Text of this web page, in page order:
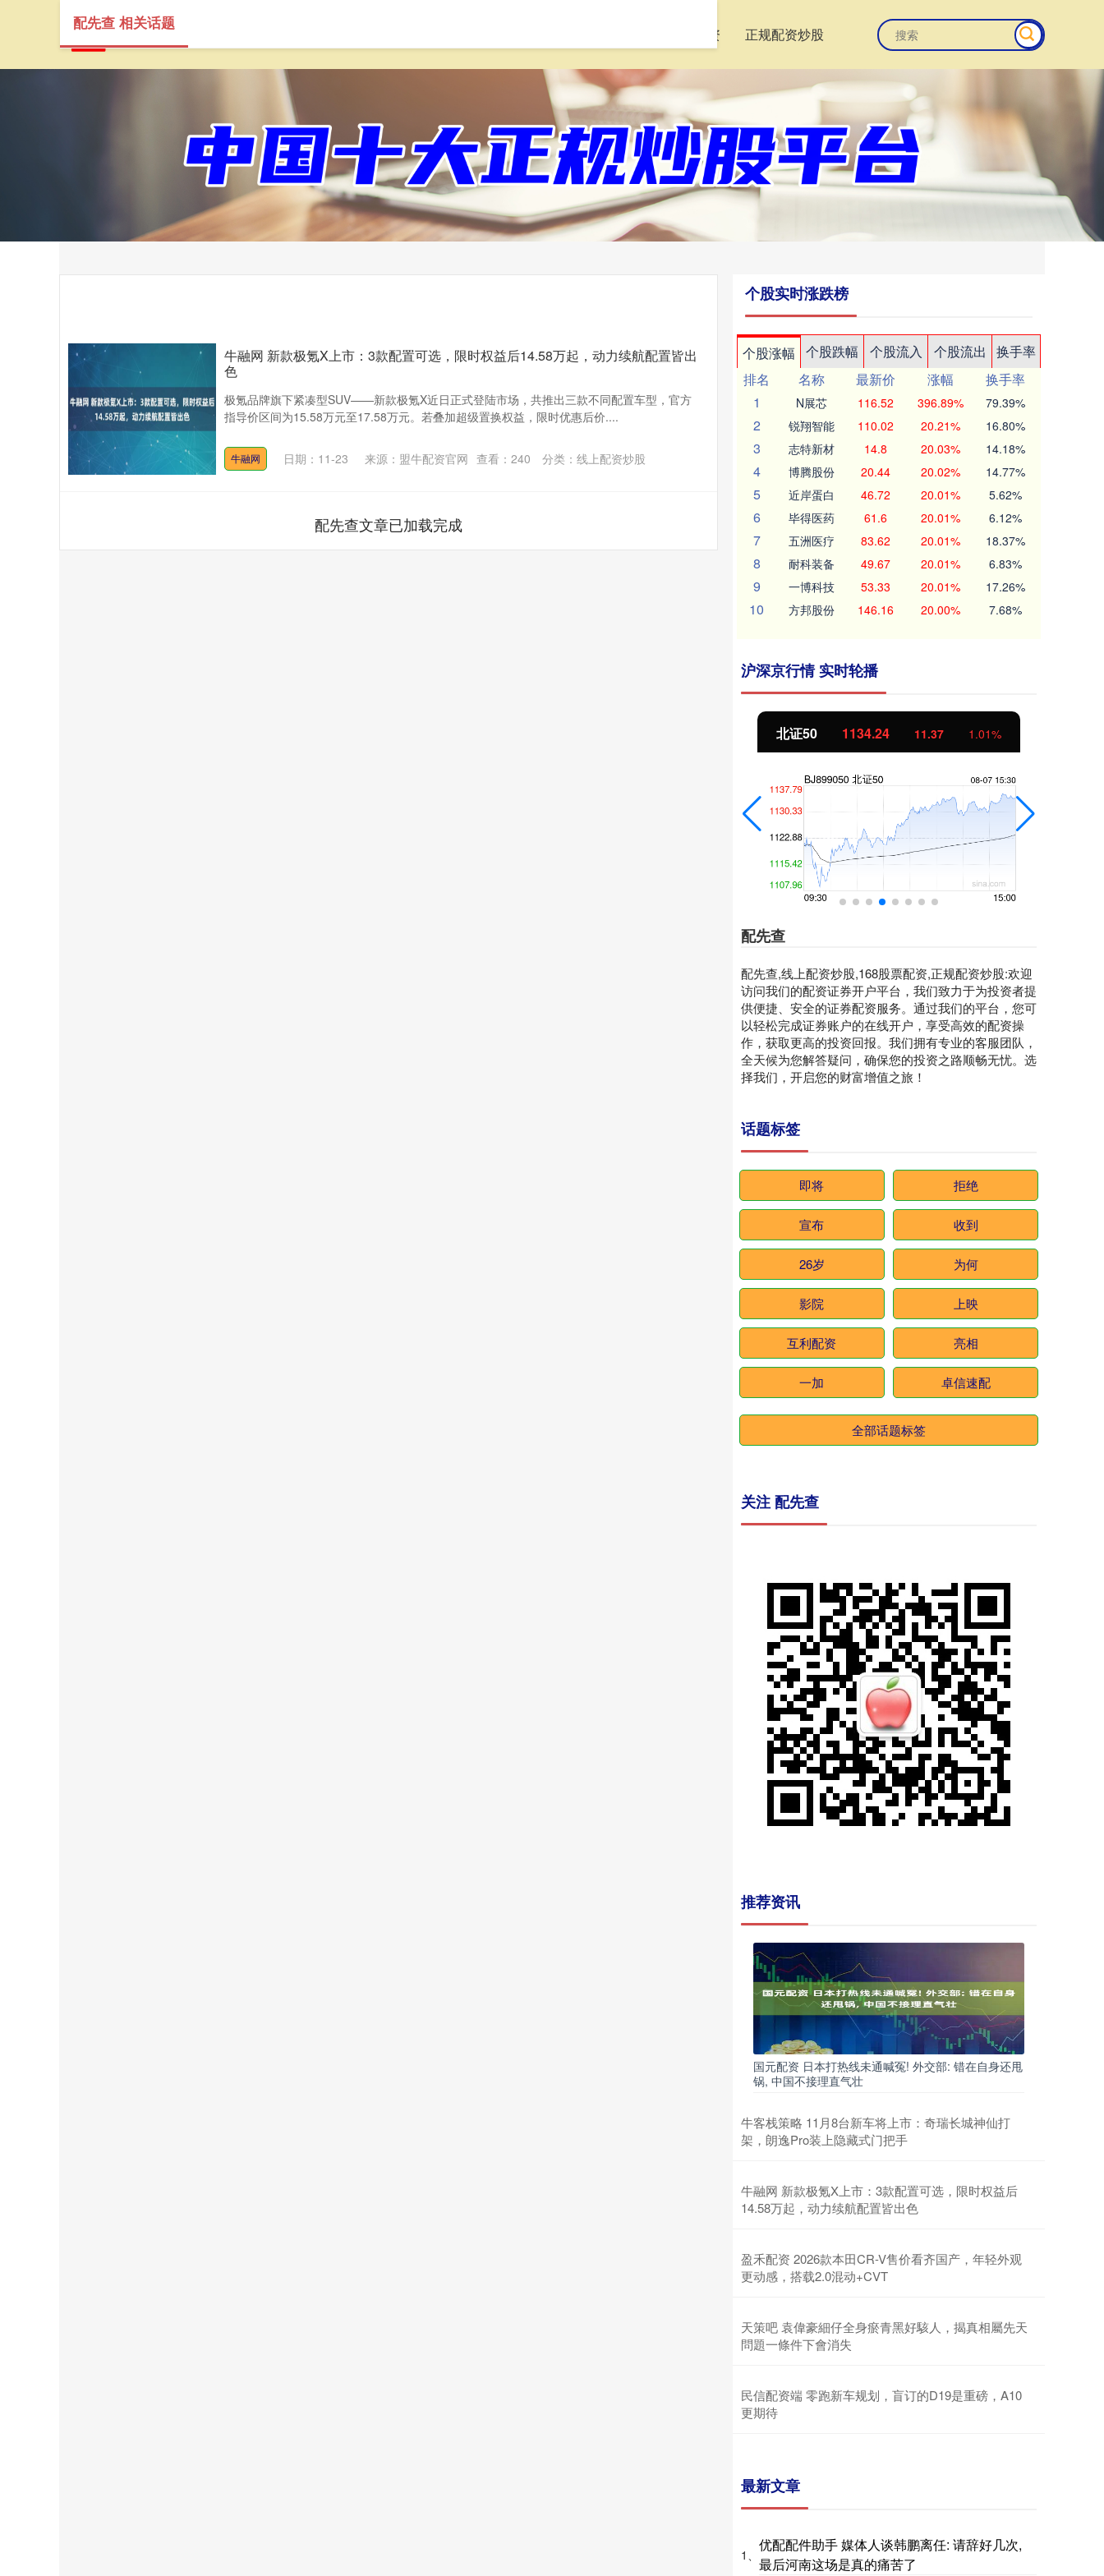
168股票配资 正规配资炒股
配先查 相关话题
牛融网 新款极氪X上市：3款配置可选，限时权益后14.58万起，动力续航配置皆出
色
极氪品牌旗下紧凑型SUV——新款极氪X近日正式登陆市场，共推出三款不同配置车型，官方
指导价区间为15.58万元至17.58万元。若叠加超级置换权益，限时优惠后价....
牛融网 日期：11-23 来源：盟牛配资官网 查看： 240 分类： 线上配资炒股
配先查文章已加载完成
个股实时涨跌榜
个股涨幅 个股跌幅 个股流入 个股流出
换手率
排名
名称 最新价 涨幅
换手率
1
N展芯 116.52 396.89% 79.39%
2 锐翔智能 110.02 20.21% 16.80%
3 志特新材 14.8 20.03% 14.18%
4 博腾股份 20.44 20.02% 14.77%
5 近岸蛋白 46.72 20.01% 5.62%
6 毕得医药 61.6 20.01% 6.12%
7 五洲医疗 83.62 20.01% 18.37%
8 耐科装备 49.67 20.01% 6.83%
9 一博科技 53.33 20.01% 17.26%
10 方邦股份 146.16 20.00% 7.68%
沪深京行情 实时轮播
北证50 1134.24 11.37 1.01%
配先查
配先查,线上配资炒股,168股票配资,正规配资炒股:欢迎
访问我们的配资证券开户平台，我们致力于为投资者提
供便捷、安全的证券配资服务。通过我们的平台，您可
以轻松完成证券账户的在线开户，享受高效的配资操
作，获取更高的投资回报。我们拥有专业的客服团队，
全天候为您解答疑问，确保您的投资之路顺畅无忧。选
择我们，开启您的财富增值之旅！
话题标签
即将 拒绝
宣布 收到
26岁 为何
影院 上映
互利配资 亮相
一加 卓信速配
全部话题标签
关注 配先查
推荐资讯
国元配资 日本打热线未通喊冤! 外交部: 错在自身还甩
锅, 中国不接理直气壮
牛客栈策略 11月8台新车将上市：奇瑞长城神仙打
架，朗逸Pro装上隐藏式门把手
牛融网 新款极氪X上市：3款配置可选，限时权益后
14.58万起，动力续航配置皆出色
盈禾配资 2026款本田CR-V售价看齐国产，年轻外观
更动感，搭载2.0混动+CVT
天策吧 袁偉豪細仔全身瘀青黑好駭人，揭真相屬先天
問題一條件下會消失
民信配资端 零跑新车规划，盲订的D19是重磅，A10
更期待
最新文章
1、
优配配件助手 媒体人谈韩鹏离任: 请辞好几次,
最后河南这场是真的痛苦了